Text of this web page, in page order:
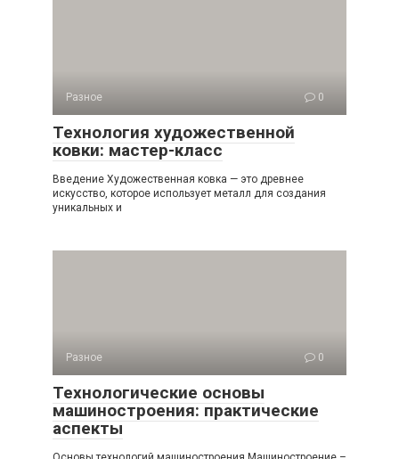
Разное 0
Технология художественной
ковки: мастер-класс
Введение Художественная ковка — это древнее
искусство, которое использует металл для создания
уникальных и
Разное 0
Технологические основы
машиностроения: практические
аспекты